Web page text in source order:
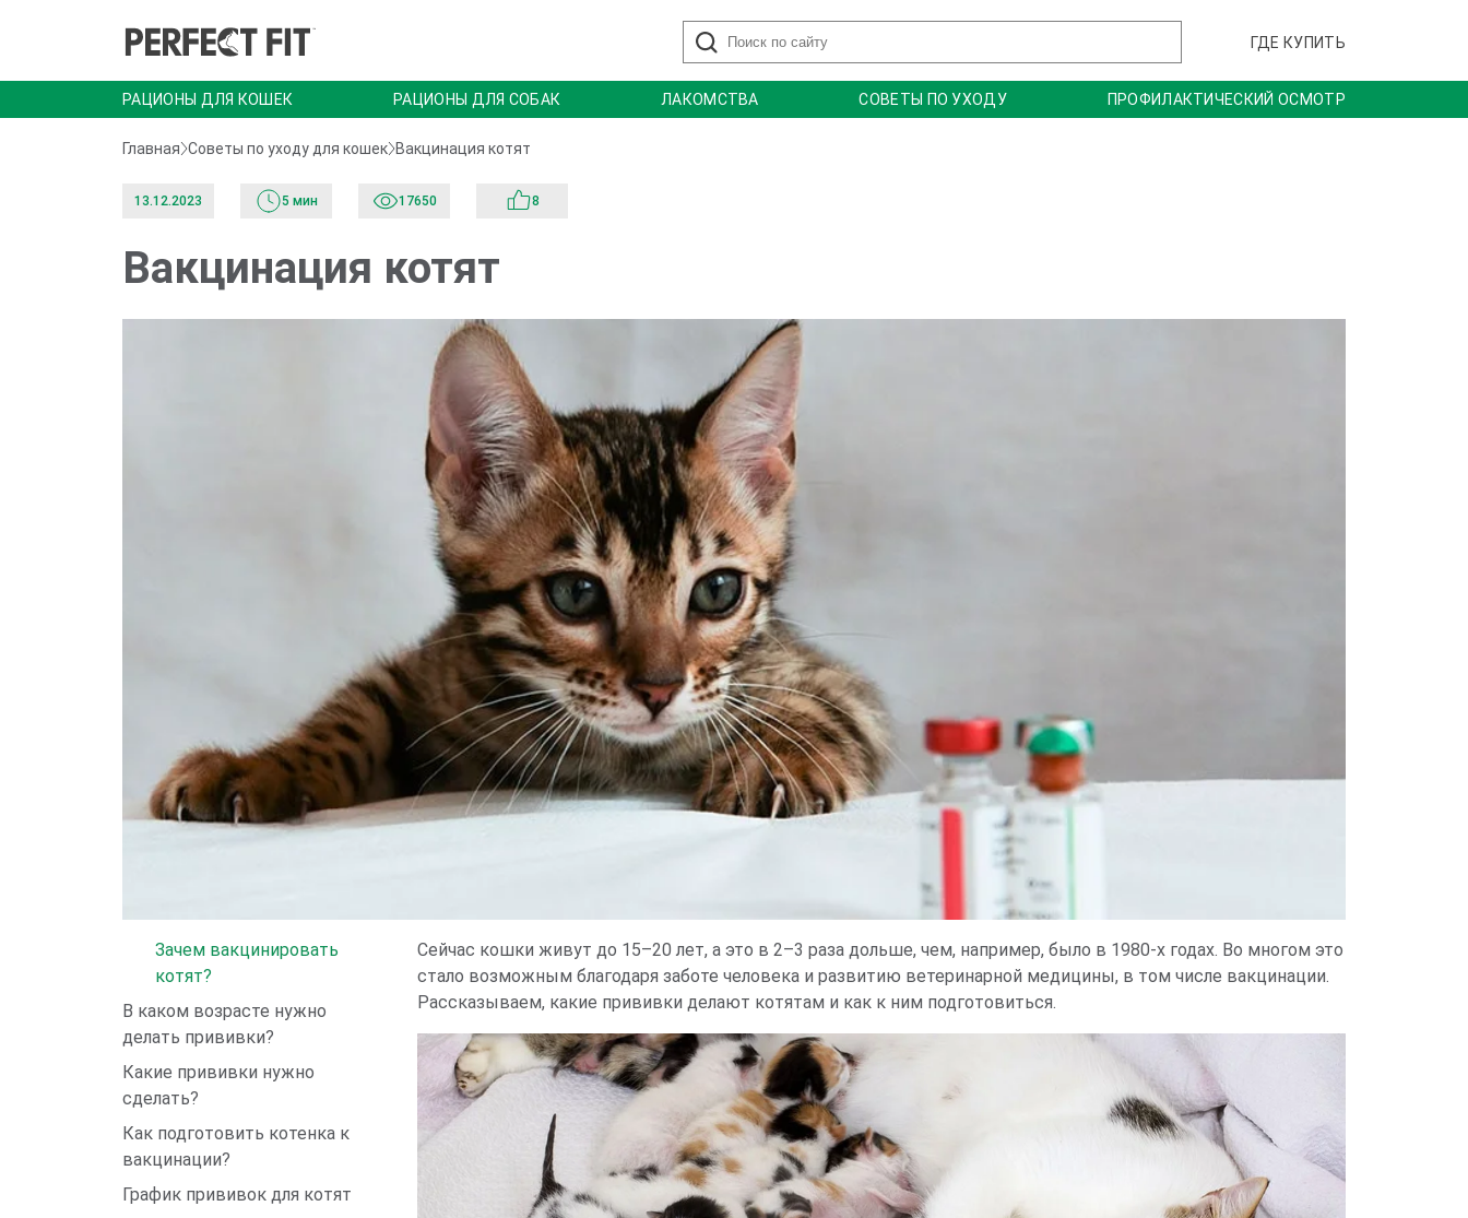
РАЦИОНЫ ДЛЯ КОШЕК РАЦИОНЫ ДЛЯ СОБАК ЛАКОМСТВА СОВЕТЫ ПО УХОДУ ПРОФИЛАКТИЧЕСКИЙ ОСМОТР
ГДЕ КУПИТЬ
Главная Советы по уходу для кошек Вакцинация котят
13.12.2023 5 мин 17650 8
Вакцинация котят
Зачем вакцинировать
котят?
В каком возрасте нужно
делать прививки?
Какие прививки нужно
сделать?
Как подготовить котенка к
вакцинации?
График прививок для котят
Сейчас кошки живут до 15–20 лет, а это в 2–3 раза дольше, чем, например, было в 1980-х годах. Во многом это
стало возможным благодаря заботе человека и развитию ветеринарной медицины, в том числе вакцинации.
Рассказываем, какие прививки делают котятам и как к ним подготовиться.